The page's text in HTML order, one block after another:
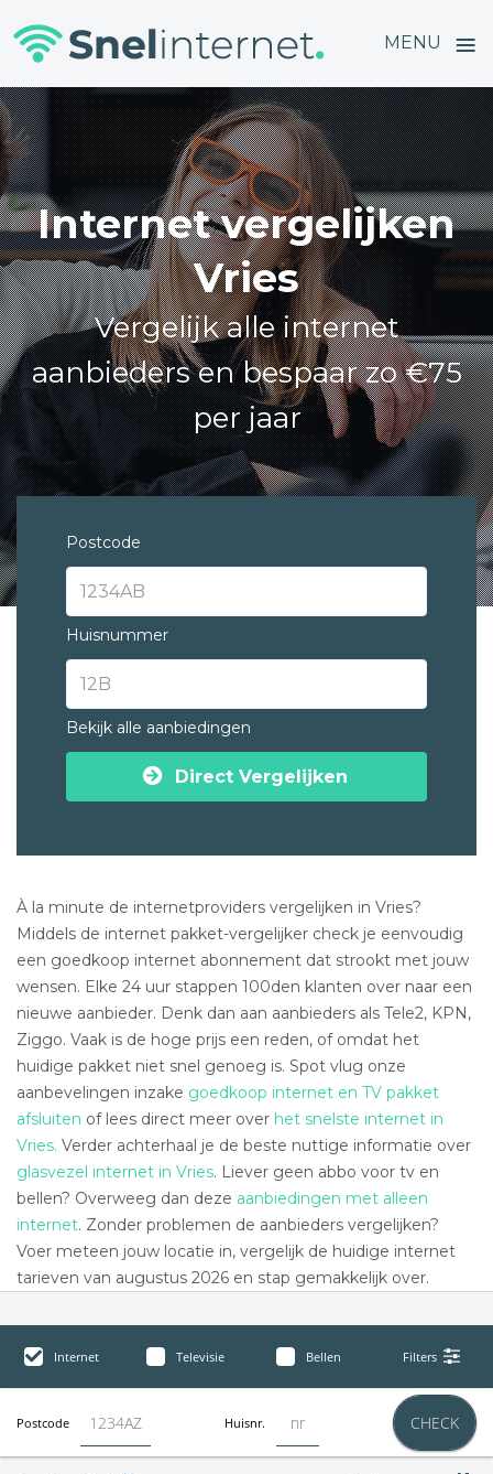
MENU ≡
Skip
to
content
Internet vergelijken
Vries
Vergelijk alle internet
aanbieders en bespaar zo €75
per jaar
Postcode
Huisnummer
Bekijk alle aanbiedingen
Direct Vergelijken
À la minute de internetproviders vergelijken in Vries?
Middels de internet pakket-vergelijker check je eenvoudig
een goedkoop internet abonnement dat strookt met jouw
wensen. Elke 24 uur stappen 100den klanten over naar een
nieuwe aanbieder. Denk dan aan aanbieders als Tele2, KPN,
Ziggo. Vaak is de hoge prijs een reden, of omdat het
huidige pakket niet snel genoeg is. Spot vlug onze
aanbevelingen inzake goedkoop internet en TV pakket
afsluiten of lees direct meer over het snelste internet in
Vries. Verder achterhaal je de beste nuttige informatie over
glasvezel internet in Vries. Liever geen abbo voor tv en
bellen? Overweeg dan deze aanbiedingen met alleen
internet. Zonder problemen de aanbieders vergelijken?
Voer meteen jouw locatie in, vergelijk de huidige internet
tarieven van augustus 2026 en stap gemakkelijk over.
Internet Televisie Bellen Filters
Postcode Huisnr. CHECK